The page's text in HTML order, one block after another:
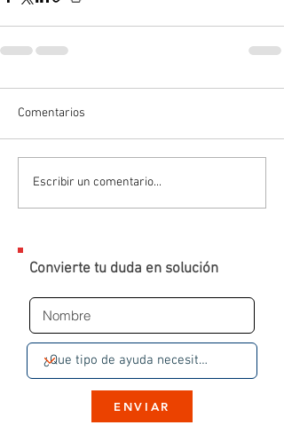
Comentarios
Escribir un comentario...
Convierte tu duda en solución
ENVIAR